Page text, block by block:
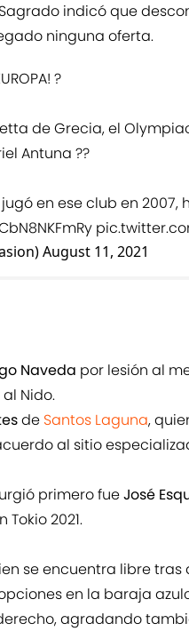
indicó que
ninguna oferta.
?
de Grecia, el
Antuna ??
en ese club en
August 11, 2021
Naveda por lesión al
Nido.
de Santos Laguna,
al sitio
primero fueJosé
2021.
se encuentra libre
en la baraja
agradando